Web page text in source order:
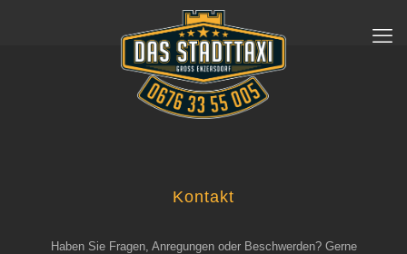
Kontakt
Haben Sie Fragen, Anregungen oder Beschwerden? Gerne